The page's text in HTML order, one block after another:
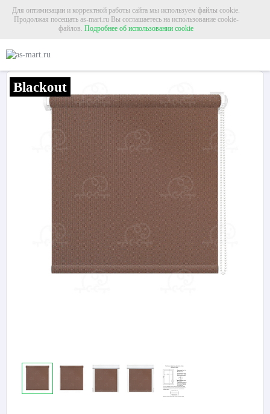
Для оптимизации и корректной работы сайта мы используем файлы cookie.
Продолжая посещать as-mart.ru Вы соглашаетесь на использование cookie-
файлов. Подробнее об использовании cookie
Рулонная штора «Мадагаскар» Коричневый
Blackout